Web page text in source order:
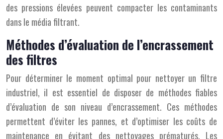
des pressions élevées peuvent compacter les contaminants
dans le média filtrant.
Méthodes d’évaluation de l’encrassement
des filtres
Pour déterminer le moment optimal pour nettoyer un filtre
industriel, il est essentiel de disposer de méthodes fiables
d’évaluation de son niveau d’encrassement. Ces méthodes
permettent d’éviter les pannes, et d’optimiser les coûts de
maintenance en évitant des nettoyages prématurés. Les